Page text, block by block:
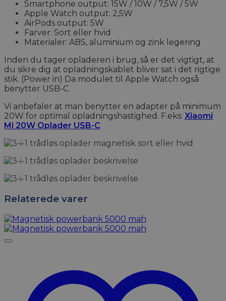
Smartphone output: 15W / 10W / 7,5W / 5W
Apple Watch output: 2,5W
AirPods output: 5W
Farver: Sort eller hvid
Materialer: ABS, aluminium og zink legering
Inden du tager opladeren i brug, så er det vigtigt, at
du sikre dig at opladningskablet bliver sat i det rigtige
stik. (Power in) Da modulet til Apple Watch også
benytter USB-C.
Vi anbefaler at man benytter en adapter på minimum
20W for optimal opladningshastighed. F.eks: Xiaomi
Mi 20W Oplader USB-C
Relaterede varer